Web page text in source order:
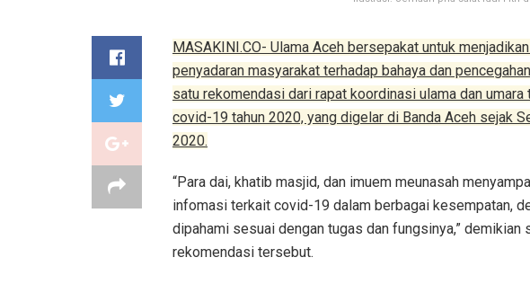
MASAKINI.CO- Ulama Aceh bersepakat untuk
penyadaran masyarakat terhadap bahaya dan
satu rekomendasi dari rapat koordinasi ulama dan umara
covid-19 tahun 2020, yang digelar di Banda Aceh sejak
2020.
“Para dai, khatib masjid, dan imuem meunasah
infomasi terkait covid-19 dalam berbagai kesempatan,
dipahami sesuai dengan tugas dan fungsinya,” demikian
rekomendasi tersebut.